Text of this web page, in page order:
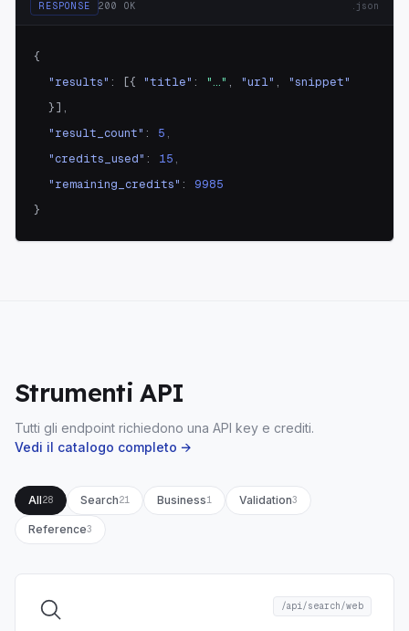
RESPONSE 200 OK json
{
"results" : [{ "title" : "…" , "url" , "snippet"
}],
"result_count" : 5 ,
"credits_used" : 15 ,
"remaining_credits" : 9985
}
Strumenti API
Tutti gli endpoint richiedono una API key e crediti.
Vedi il catalogo completo →
All28 Search21 Business1 Validation3
Reference3
/api/search/web